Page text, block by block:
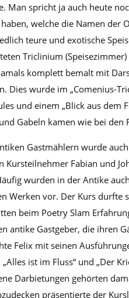
Man spricht ja auch heute
haben, welche die Namen der
teure und exotische
Triclinium
komplett bemalt mit
Dies wurde im „Comenius-
und einem „Blick aus dem
Gabeln kamen wie bei
Gastmählern wurde
Kursteilnehmer Fabian und
wurden in der Antike
Werken vor. Der Kurs durfte
beim Poetry Slam
antike Gastgeber, die ihren
Felix mit seinen
„Alles ist im Fluss“ und „Der
Darbietungen gehörten
präsentierte der